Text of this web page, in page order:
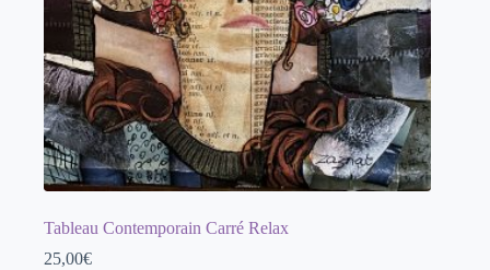
Tableau Contemporain Carré Relax
25,00€